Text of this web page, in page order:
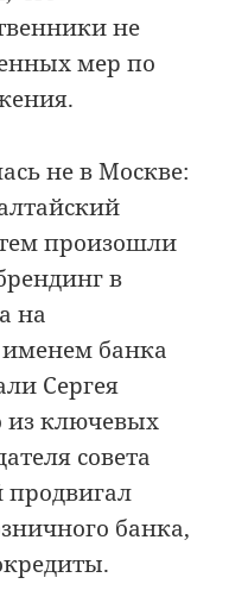
не
мер по
не в Москве:
произошли
в
на
именем банка
Сергея
из ключевых
совета
продвигал
банка,